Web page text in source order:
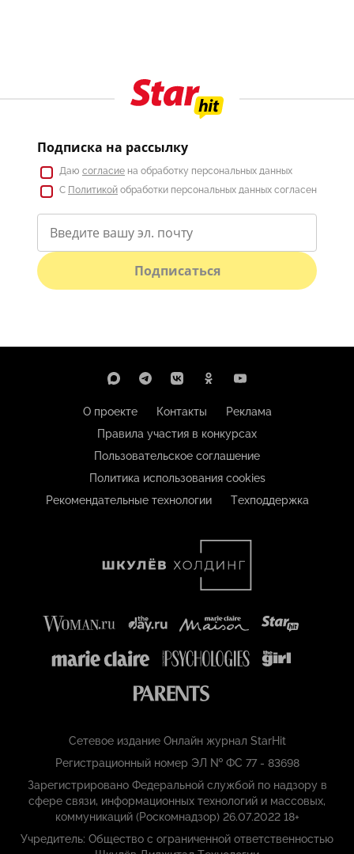
Подписка на рассылку
Даю согласие на обработку персональных данных
С Политикой обработки персональных данных согласен
Подписаться
О проекте Контакты
Реклама
Правила участия в конкурсах
Пользовательское соглашение
Политика использования cookies
Рекомендательные технологии
Техподдержка
Сетевое издание Онлайн журнал StarHit
Регистрационный номер ЭЛ № ФС 77 - 83698
Зарегистрировано Федеральной службой по надзору в
сфере связи, информационных технологий и массовых,
коммуникаций (Роскомнадзор) 26.07.2022 18+
Учредитель: Общество с ограниченной ответственностью